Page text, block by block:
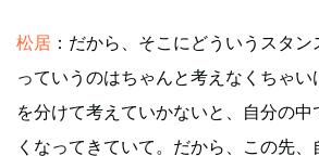
松居 ：だから、そこにどういうスタ
っていうのはちゃんと考えなくちゃい
を分けて考えていかないと、自分の
くなってきていて。だから、この先、